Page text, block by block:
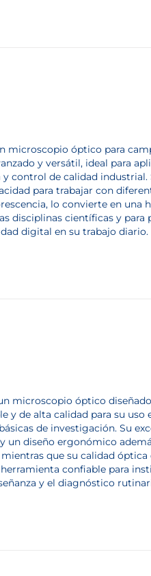
microscopio óptico para
y versátil, ideal para
control de calidad
para trabajar con
lo convierte en una
disciplinas científicas y para
digital en su trabajo diario.
microscopio óptico
y de alta calidad para su
de investigación. Su
un diseño ergonómico
que su calidad
herramienta confiable para
y el diagnóstico